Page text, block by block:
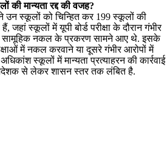
की मान्यता रद्द की वजह?
उन स्कूलों को चिन्हित कर 199 स्कूलों की
जहां स्कूलों में यूपी बोर्ड परीक्षा के दौरान गंभीर
सामूहिक नकल के प्रकरण सामने आए थे. इसके
में नकल करवाने या दूसरे गंभीर आरोपों में
स्कूलों में मान्यता प्रत्याहरन की कार्रवाई
से लेकर शासन स्तर तक लंबित है.